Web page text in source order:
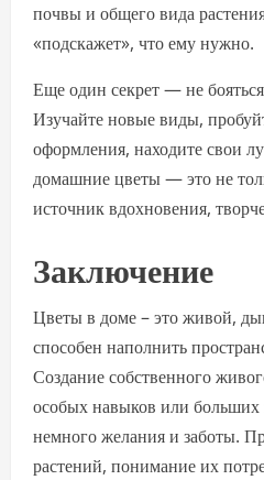
почвы и общего вида
«подскажет», что ему нужно.
Еще один секрет — не
Изучайте новые виды,
оформления, находите свои
домашние цветы — это не
источник вдохновения,
Заключение
Цветы в доме – это живой,
способен наполнить
Создание собственного
особых навыков или больших
немного желания и заботы.
растений, понимание их